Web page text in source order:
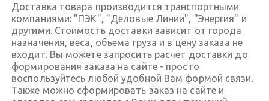
Доставка товара производится транспортными
компаниями: "ПЭК", "Деловые Линии", "Энергия" и
другими. Стоимость доставки зависит от города
назначения, веса, объема груза и в цену заказа не
входит. Вы можете запросить расчет доставки до
формирования заказа на сайте - просто
воспользуйтесь любой удобной Вам формой связи.
Также можно сформировать заказ на сайте и